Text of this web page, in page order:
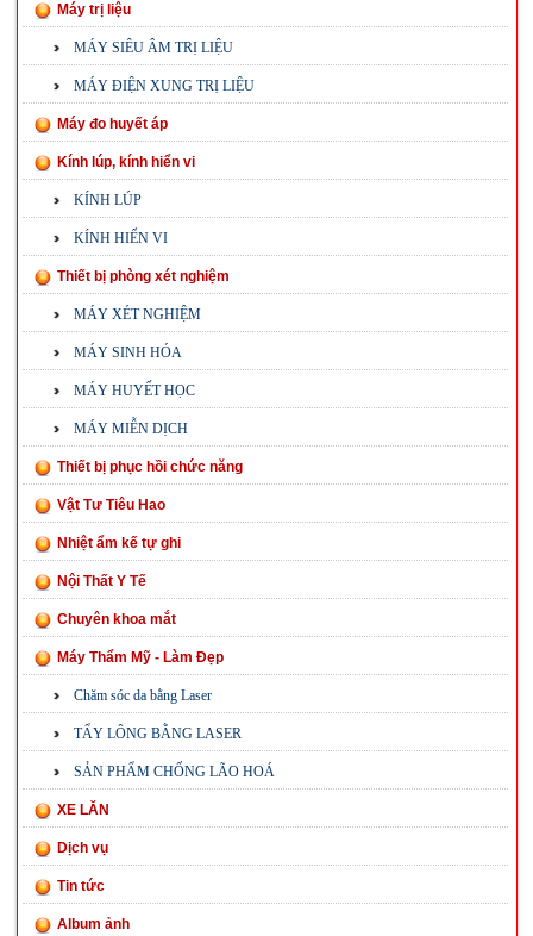
Máy trị liệu
MÁY SIÊU ÂM TRỊ LIỆU
MÁY ĐIỆN XUNG TRỊ LIỆU
Máy đo huyết áp
Kính lúp, kính hiển vi
KÍNH LÚP
KÍNH HIỂN VI
Thiết bị phòng xét nghiệm
MÁY XÉT NGHIỆM
MÁY SINH HÓA
MÁY HUYẾT HỌC
MÁY MIỄN DỊCH
Thiết bị phục hồi chức năng
Vật Tư Tiêu Hao
Nhiệt ẩm kế tự ghi
Nội Thất Y Tế
Chuyên khoa mắt
Máy Thẩm Mỹ - Làm Đẹp
Chăm sóc da bằng Laser
TẨY LÔNG BẰNG LASER
SẢN PHẨM CHỐNG LÃO HOÁ
XE LĂN
Dịch vụ
Tin tức
Album ảnh